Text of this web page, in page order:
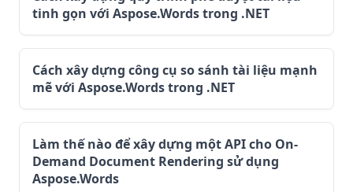
tinh gọn với Aspose.Words trong .NET
Cách xây dựng công cụ so sánh tài liệu mạnh
mẽ với Aspose.Words trong .NET
Làm thế nào để xây dựng một API cho On-
Demand Document Rendering sử dụng
Aspose.Words